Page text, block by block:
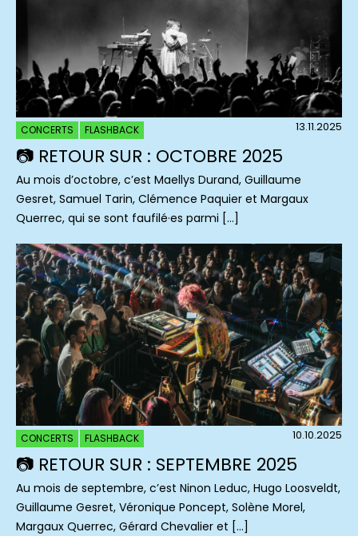
CONCERTS FLASHBACK 13.11.2025
📷 RETOUR SUR : OCTOBRE 2025
Au mois d’octobre, c’est Maellys Durand, Guillaume
Gesret, Samuel Tarin, Clémence Paquier et Margaux
Querrec, qui se sont faufilé·es parmi […]
CONCERTS FLASHBACK 10.10.2025
📷 RETOUR SUR : SEPTEMBRE 2025
Au mois de septembre, c’est Ninon Leduc, Hugo Loosveldt,
Guillaume Gesret, Véronique Poncept, Solène Morel,
Margaux Querrec, Gérard Chevalier et […]